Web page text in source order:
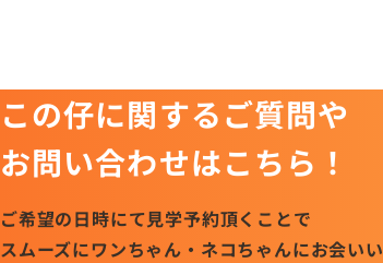
この仔に関するご質問や
お問い合わせはこちら！
ご希望の日時にて見学予約頂くことで
スムーズにワンちゃん・ネコちゃんにお会いい